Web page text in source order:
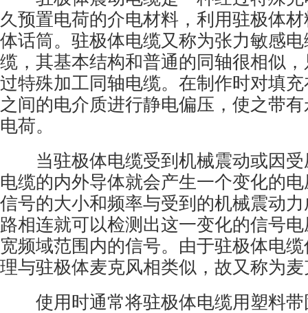
久预置电荷的介电材料，利用驻极体
体话筒。驻极体电缆又称为张力敏感
缆，其基本结构和普通的同轴很相似
过特殊加工同轴电缆。在制作时对填
之间的电介质进行静电偏压，使之带
电荷。
当驻极体电缆受到机械震动或因受
电缆的内外导体就会产生一个变化的
信号的大小和频率与受到的机械震动
路相连就可以检测出这一变化的信号
宽频域范围内的信号。由于驻极体电
理与驻极体麦克风相类似，故又称为
使用时通常将驻极体电缆用塑料带